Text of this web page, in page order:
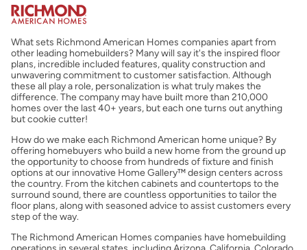
Costos casa nueva vs. usada
Obtener mi puntaje de crédito
Calcular mi hipoteca
Obtener Aprobación Previa
Preparar mi casa para la venta
Seguro de propietarios
Obtener ofertas por mi casa
What sets Richmond American Homes companies apart from
other leading homebuilders? Many will say it's the inspired floor
plans, incredible included features, quality construction and
unwavering commitment to customer satisfaction. Although
these all play a role, personalization is what truly makes the
difference. The company may have built more than 210,000
homes over the last 40+ years, but each one turns out anything
but cookie cutter!
How do we make each Richmond American home unique? By
offering homebuyers who build a new home from the ground up
the opportunity to choose from hundreds of fixture and finish
options at our innovative Home Gallery™ design centers across
the country. From the kitchen cabinets and countertops to the
surround sound, there are countless opportunities to tailor the
floor plans, along with seasoned advice to assist customers every
step of the way.
The Richmond American Homes companies have homebuilding